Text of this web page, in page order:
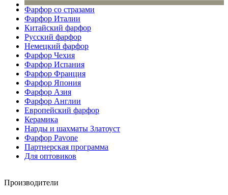
Фарфор со стразами
Фарфор Италии
Китайский фарфор
Русский фарфор
Немецкий фарфор
Фарфор Чехия
Фарфор Испания
Фарфор Франция
Фарфор Япония
Фарфор Азия
Фарфор Англии
Европейский фарфор
Керамика
Нарды и шахматы Златоуст
Фарфор Pavone
Партнерская программа
Для оптовиков
Производители